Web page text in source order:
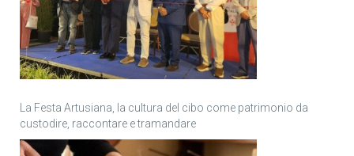
La Festa Artusiana, la cultura del cibo come patrimonio da
custodire, raccontare e tramandare